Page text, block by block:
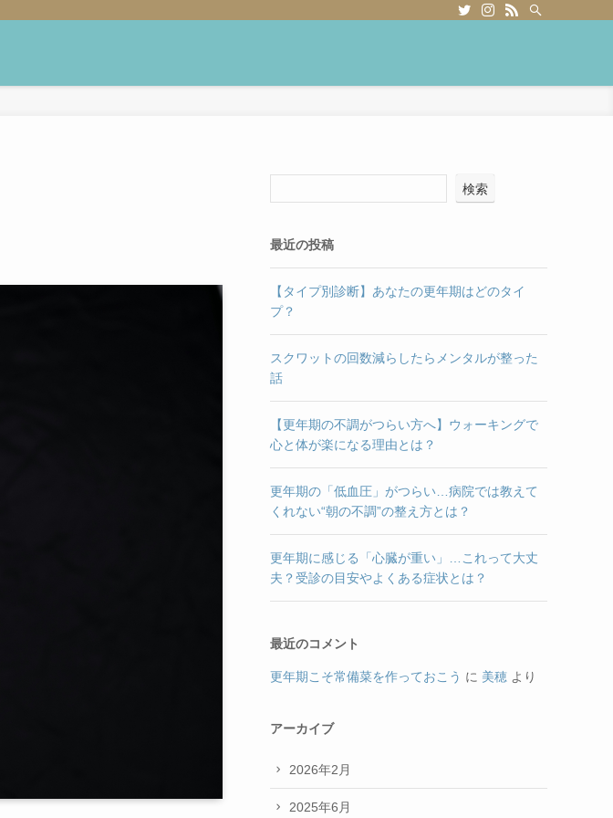
検索
最近の投稿
【タイプ別診断】あなたの更年期はどのタイ
プ？
スクワットの回数減らしたらメンタルが整った
話
【更年期の不調がつらい方へ】ウォーキングで
心と体が楽になる理由とは？
更年期の「低血圧」がつらい…病院では教えて
くれない“朝の不調”の整え方とは？
更年期に感じる「心臓が重い」…これって大丈
夫？受診の目安やよくある症状とは？
最近のコメント
更年期こそ常備菜を作っておこう に 美穂 より
アーカイブ
2026年2月
2025年6月